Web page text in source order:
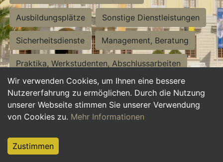
Wir verwenden Cookies, um Ihnen eine bessere
Nutzererfahrung zu ermöglichen. Durch die Nutzung
unserer Webseite stimmen Sie unserer Verwendung
von Cookies zu. Mehr Informationen
Zustimmen
Ausbildungsplätze Sonstige Dienstleistungen
Sicherheitsdienste Management, Beratung
Praktika, Werkstudenten, Abschlussarbeiten
Personalwesen Assistenz, Sekretariat
Hilfskräfte, Aushilfs- und Nebenjobs
Weiterbildung, Studium, duale Ausbildung